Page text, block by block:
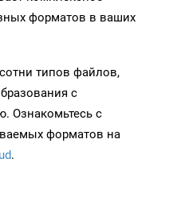
форматов в ваших
типов файлов,
с
Ознакомьтесь с
форматов на
.